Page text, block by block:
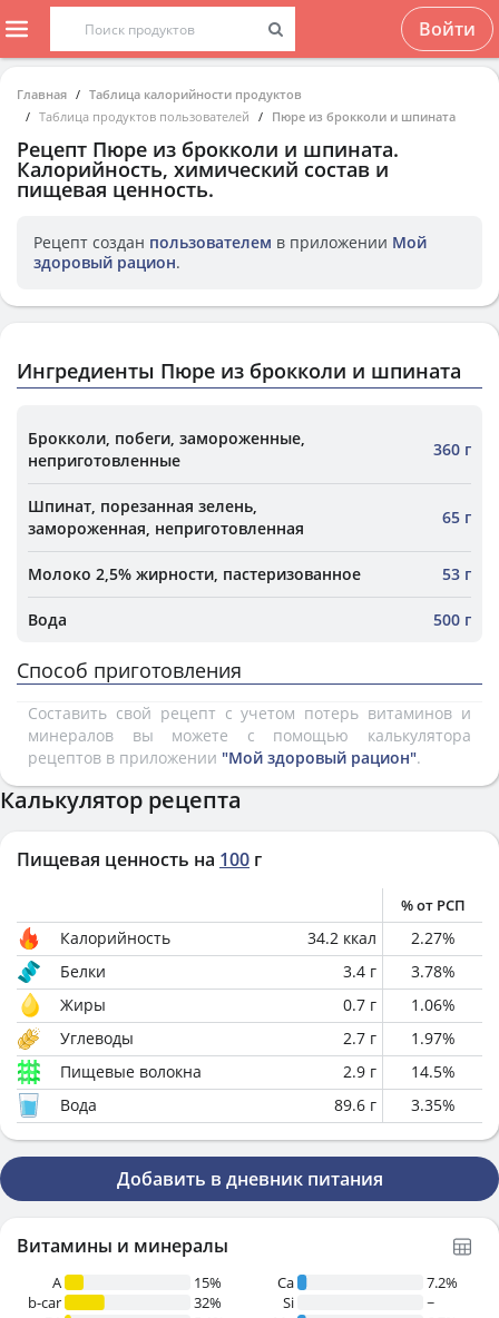
Войти
Главная
Таблица калорийности продуктов
Таблица продуктов пользователей
Пюре из брокколи и шпината
Рецепт Пюре из брокколи и шпината.
Калорийность, химический состав и
пищевая ценность.
Рецепт создан пользователем в приложении Мой
здоровый рацион.
Ингредиенты Пюре из брокколи и шпината
Брокколи, побеги, замороженные,
неприготовленные
360 г
Шпинат, порезанная зелень,
замороженная, неприготовленная
65 г
Молоко 2,5% жирности, пастеризованное 53 г
Вода 500 г
Способ приготовления
Составить свой рецепт с учетом потерь витаминов и
минералов вы можете с помощью калькулятора
рецептов в приложении "Мой здоровый рацион".
Калькулятор рецепта
Пищевая ценность на 100 г
% от РСП
Калорийность 34.2 ккал 2.27%
Белки
3.4 г 3.78%
Жиры
0.7 г 1.06%
Углеводы
2.7 г 1.97%
Пищевые волокна
2.9 г 14.5%
Вода
89.6 г 3.35%
Добавить в дневник питания
Витамины и минералы
A
15%
b-car
32%
Ca
7.2%
Si
~